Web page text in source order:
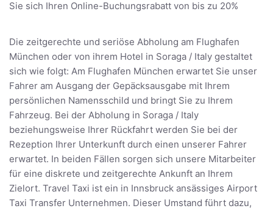
Sie sich Ihren Online-Buchungsrabatt von bis zu 20%
Die zeitgerechte und seriöse Abholung am Flughafen
München oder von ihrem Hotel in Soraga / Italy gestaltet
sich wie folgt: Am Flughafen München erwartet Sie unser
Fahrer am Ausgang der Gepäcksausgabe mit Ihrem
persönlichen Namensschild und bringt Sie zu Ihrem
Fahrzeug. Bei der Abholung in Soraga / Italy
beziehungsweise Ihrer Rückfahrt werden Sie bei der
Rezeption Ihrer Unterkunft durch einen unserer Fahrer
erwartet. In beiden Fällen sorgen sich unsere Mitarbeiter
für eine diskrete und zeitgerechte Ankunft an Ihrem
Zielort. Travel Taxi ist ein in Innsbruck ansässiges Airport
Taxi Transfer Unternehmen. Dieser Umstand führt dazu,